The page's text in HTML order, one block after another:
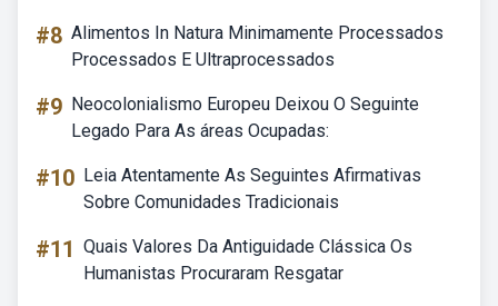
#8 Alimentos In Natura Minimamente Processados
Processados E Ultraprocessados
#9 Neocolonialismo Europeu Deixou O Seguinte
Legado Para As áreas Ocupadas:
#10 Leia Atentamente As Seguintes Afirmativas
Sobre Comunidades Tradicionais
#11 Quais Valores Da Antiguidade Clássica Os
Humanistas Procuraram Resgatar